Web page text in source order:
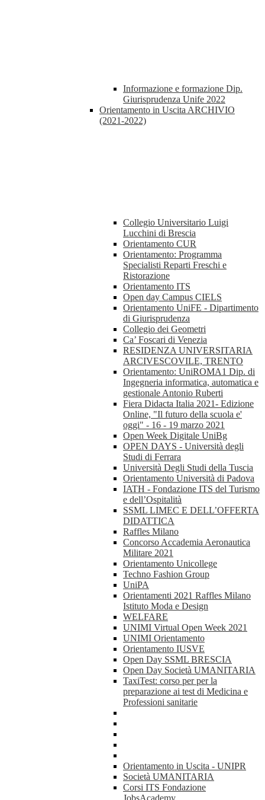
Informazione e formazione Dip.
Giurisprudenza Unife 2022
Orientamento in Uscita ARCHIVIO
(2021-2022)
Collegio Universitario Luigi
Lucchini di Brescia
Orientamento CUR
Orientamento: Programma
Specialisti Reparti Freschi e
Ristorazione
Orientamento ITS
Open day Campus CIELS
Orientamento UniFE - Dipartimento
di Giurisprudenza
Collegio dei Geometri
Ca’ Foscari di Venezia
RESIDENZA UNIVERSITARIA
ARCIVESCOVILE, TRENTO
Orientamento: UniROMA1 Dip. di
Ingegneria informatica, automatica e
gestionale Antonio Ruberti
Fiera Didacta Italia 2021- Edizione
Online, "Il futuro della scuola e'
oggi" - 16 - 19 marzo 2021
Open Week Digitale UniBg
OPEN DAYS - Università degli
Studi di Ferrara
Università Degli Studi della Tuscia
Orientamento Università di Padova
IATH - Fondazione ITS del Turismo
e dell’Ospitalità
SSML LIMEC E DELL’OFFERTA
DIDATTICA
Raffles Milano
Concorso Accademia Aeronautica
Militare 2021
Orientamento Unicollege
Techno Fashion Group
UniPA
Orientamenti 2021 Raffles Milano
Istituto Moda e Design
WELFARE
UNIMI Virtual Open Week 2021
UNIMI Orientamento
Orientamento IUSVE
Open Day SSML BRESCIA
Open Day Società UMANITARIA
TaxiTest: corso per per la
preparazione ai test di Medicina e
Professioni sanitarie
Orientamento in Uscita - UNIPR
Società UMANITARIA
Corsi ITS Fondazione